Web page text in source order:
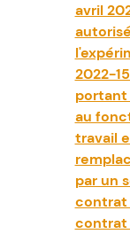
avril
2022-
portant
au
travail
par un
contrat
contrat